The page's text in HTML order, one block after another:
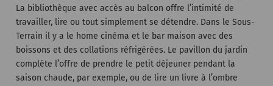
La bibliothèque avec accès au balcon offre l’intimité de
travailler, lire ou tout simplement se détendre. Dans le Sous-
Terrain il y a le home cinéma et le bar maison avec des
boissons et des collations réfrigérées. Le pavillon du jardin
complète l’offre de prendre le petit déjeuner pendant la
saison chaude, par exemple, ou de lire un livre à l’ombre